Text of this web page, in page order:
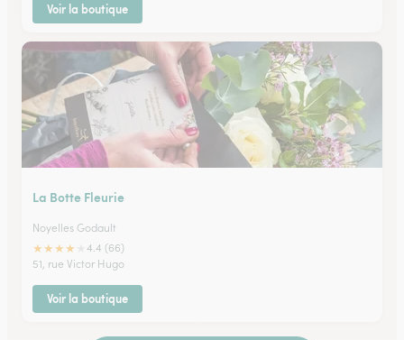
Voir la boutique
La Botte Fleurie
Noyelles Godault
★★★★
4.4 (66)
51, rue Victor Hugo
Voir la boutique